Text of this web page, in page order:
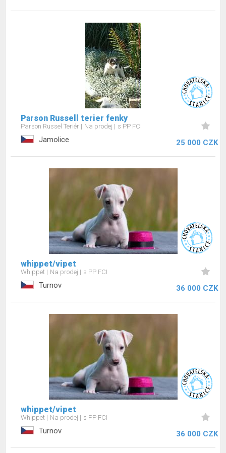
Parson Russell terier fenky
Parson Russel Teriér Na prodej s PP FCI
Jamolice 25 000 CZK
whippet/vipet
Whippet Na prodej s PP FCI
Turnov 36 000 CZK
whippet/vipet
Whippet Na prodej s PP FCI
Turnov 36 000 CZK